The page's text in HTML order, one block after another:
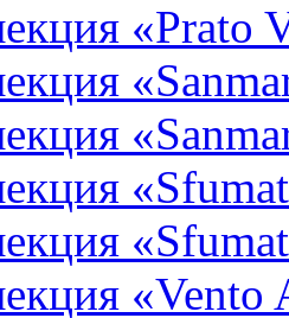
«Prato
«Vento